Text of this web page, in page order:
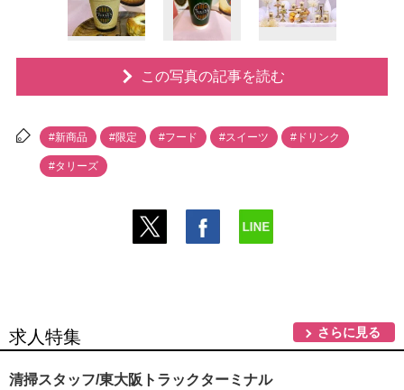
この写真の記事を読む
#新商品 #限定 #フード #スイーツ #ドリンク
#タリーズ
求人特集 さらに見る
清掃スタッフ/東大阪トラックターミナル